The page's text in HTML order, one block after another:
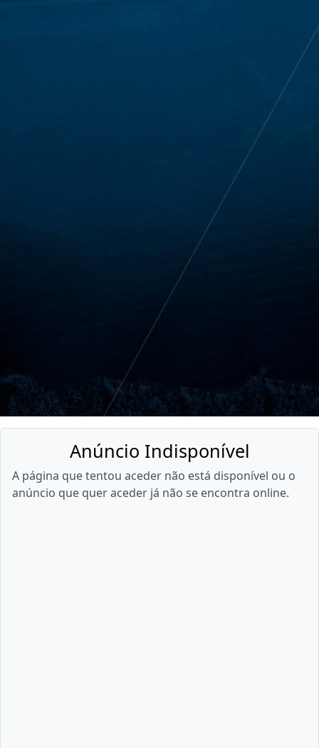
Anúncio Indisponível
A página que tentou aceder não está disponível ou o
anúncio que quer aceder já não se encontra online.